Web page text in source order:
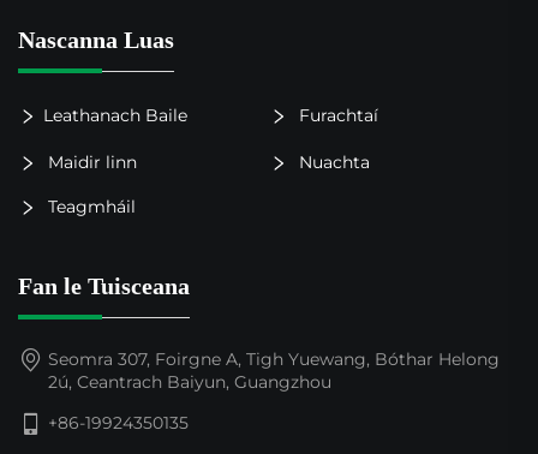
Nascanna Luas
Leathanach Baile Furachtaí
Maidir linn Nuachta
Teagmháil
Fan le Tuisceana
Seomra 307, Foirgne A, Tigh Yuewang, Bóthar Helong
2ú, Ceantrach Baiyun, Guangzhou
+86-19924350135